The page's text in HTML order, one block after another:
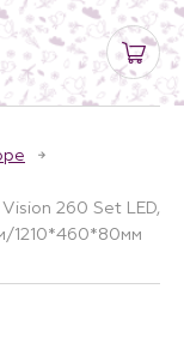
260 Set LED,
1210*460*80мм